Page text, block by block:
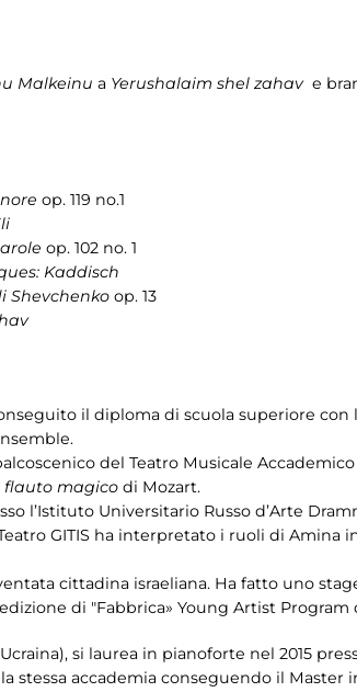
Malkeinu a Yerushalaim shel zahav e
op. 119 no.1
op. 102 no. 1
Kaddisch
Shevchenko op. 13
il diploma di scuola superiore
del Teatro Musicale
flauto magico di Mozart.
l’Istituto Universitario Russo d’Arte
GITIS ha interpretato i ruoli di Amina
cittadina israeliana. Ha fatto uno
di "Fabbrica» Young Artist Program
si laurea in pianoforte nel 2015
la stessa accademia conseguendo il